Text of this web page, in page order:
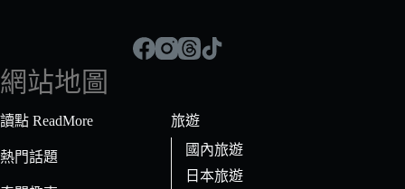
符
合
條
的
網站地圖
讀點 ReadMore
熱門話題
旅遊
國內旅遊
日本旅遊